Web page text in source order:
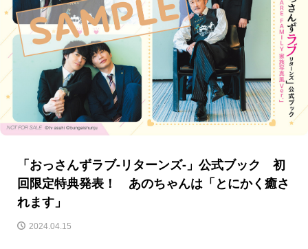
「おっさんずラブ-リターンズ-」公式ブック 初
回限定特典発表！ あのちゃんは「とにかく癒さ
れます」
2024.04.15